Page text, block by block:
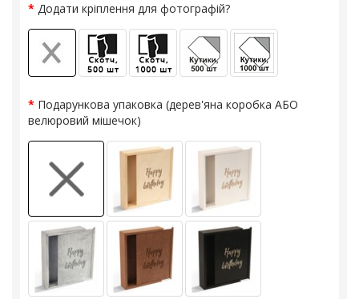
Додати кріплення для фотографій?
Подарункова упаковка (дерев'яна коробка АБО
велюровий мішечок)